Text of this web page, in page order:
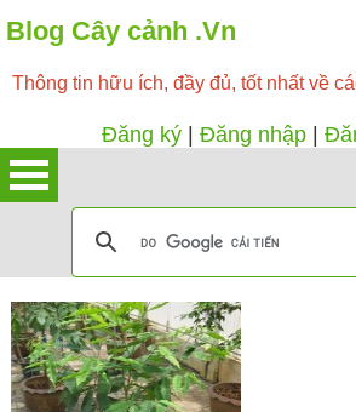
Blog Cây cảnh .Vn
Thông tin hữu ích, đầy đủ, tốt nhất về
Đăng ký Đăng nhập